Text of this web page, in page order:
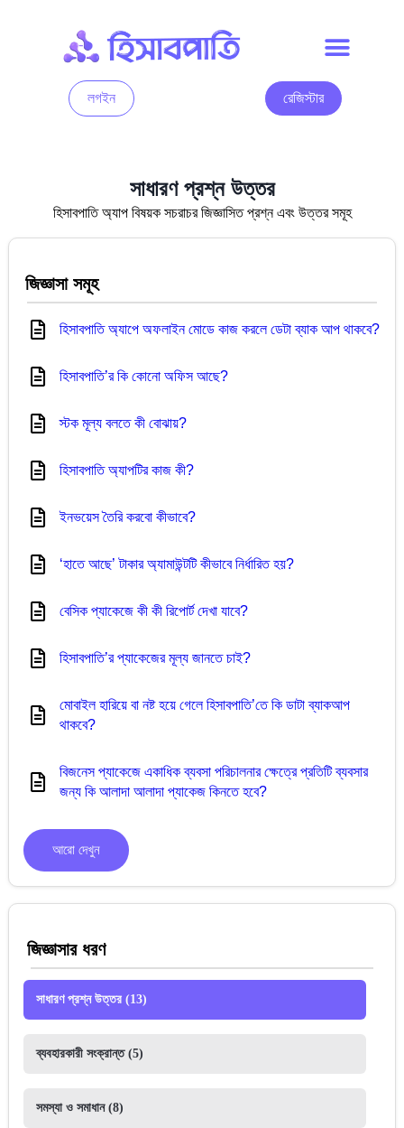
লগইন রেজিস্টার
সাধারণ প্রশ্ন উত্তর
হিসাবপাতি অ্যাপ বিষয়ক সচরাচর জিজ্ঞাসিত প্রশ্ন এবং উত্তর সমূহ
জিজ্ঞাসা সমূহ
হিসাবপাতি অ্যাপে অফলাইন মোডে কাজ করলে ডেটা ব্যাক আপ থাকবে?
হিসাবপাতি’র কি কোনো অফিস আছে?
স্টক মূল্য বলতে কী বোঝায়?
হিসাবপাতি অ্যাপটির কাজ কী?
ইনভয়েস তৈরি করবো কীভাবে?
‘হাতে আছে’ টাকার অ্যামাউন্টটি কীভাবে নির্ধারিত হয়?
বেসিক প্যাকেজে কী কী রিপোর্ট দেখা যাবে?
হিসাবপাতি’র প্যাকেজের মূল্য জানতে চাই?
মোবাইল হারিয়ে বা নষ্ট হয়ে গেলে হিসাবপাতি’তে কি ডাটা ব্যাকআপ
থাকবে?
বিজনেস প্যাকেজে একাধিক ব্যবসা পরিচালনার ক্ষেত্রে প্রতিটি ব্যবসার
জন্য কি আলাদা আলাদা প্যাকেজ কিনতে হবে?
আরো দেখুন
জিজ্ঞাসার ধরণ
সাধারণ প্রশ্ন উত্তর(13)
ব্যবহারকারী সংক্রান্ত(5)
সমস্যা ও সমাধান(8)